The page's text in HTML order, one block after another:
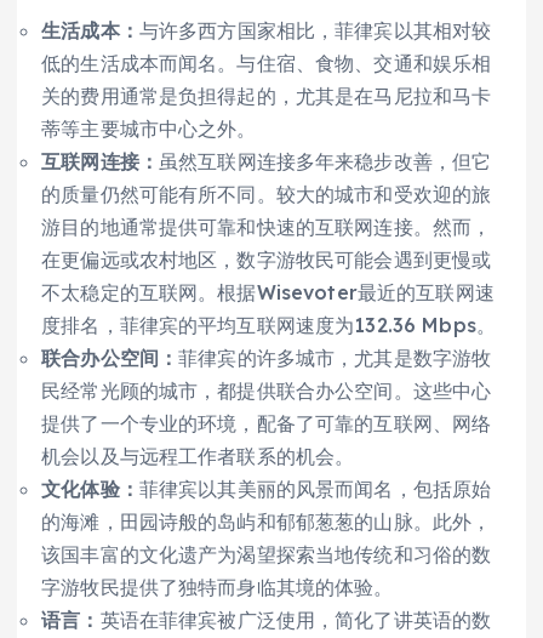
生活成本： 与许多西方国家相比，菲律宾以其相对较
低的生活成本而闻名。与住宿、食物、交通和娱乐相
关的费用通常是负担得起的，尤其是在马尼拉和马卡
蒂等主要城市中心之外。
互联网连接： 虽然互联网连接多年来稳步改善，但它
的质量仍然可能有所不同。较大的城市和受欢迎的旅
游目的地通常提供可靠和快速的互联网连接。然而，
在更偏远或农村地区，数字游牧民可能会遇到更慢或
不太稳定的互联网。根据Wisevoter最近的互联网速
度排名，菲律宾的平均互联网速度为132.36 Mbps。
联合办公空间：菲律宾的许多城市，尤其是数字游牧
民经常光顾的城市，都提供联合办公空间。这些中心
提供了一个专业的环境，配备了可靠的互联网、网络
机会以及与远程工作者联系的机会。
文化体验： 菲律宾以其美丽的风景而闻名，包括原始
的海滩，田园诗般的岛屿和郁郁葱葱的山脉。此外，
该国丰富的文化遗产为渴望探索当地传统和习俗的数
字游牧民提供了独特而身临其境的体验。
语言： 英语在菲律宾被广泛使用，简化了讲英语的数